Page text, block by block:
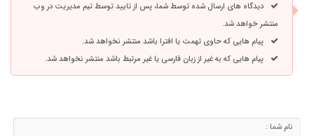
دیدگاه های ارسال شده توسط شما، پس از تایید توسط تیم مدیریت در وب
منتشر خواهد شد.
پیام هایی که حاوی تهمت یا افترا باشد منتشر نخواهد شد.
پیام هایی که به غیر از زبان فارسی یا غیر مرتبط باشد منتشر نخواهد شد.